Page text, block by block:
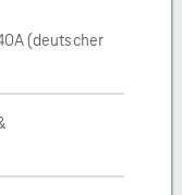
(deutscher